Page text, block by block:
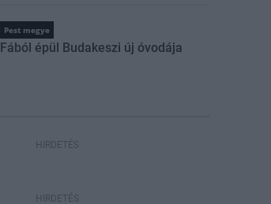
Pest megye
Fából épül Budakeszi új óvodája
HIRDETÉS
HIRDETÉS